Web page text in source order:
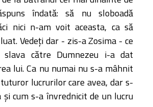
îndată: să nu sloboadă
nici n-am voit aceasta, ca să
Vedeţi dar - zis-a Zosima - ce
către Dumnezeu i-a dat
lui. Ca nu numai nu s-a mâhnit
lucrurilor care avea, dar s-
şi cum s-a învrednicit de un lucru